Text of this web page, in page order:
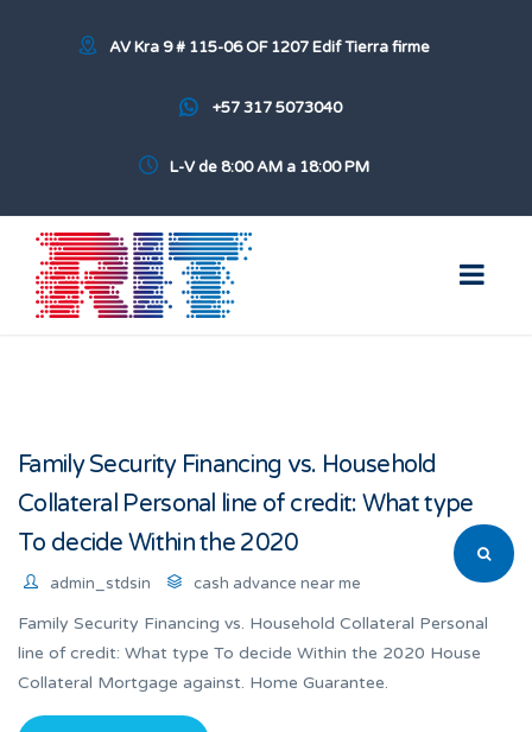
AV Kra 9 # 115-06 OF 1207 Edif Tierra firme
+57 317 5073040
L-V de 8:00 AM a 18:00 PM
Family Security Financing vs. Household
Collateral Personal line of credit: What type
To decide Within the 2020
admin_stdsin cash advance near me
Family Security Financing vs. Household Collateral Personal
line of credit: What type To decide Within the 2020 House
Collateral Mortgage against. Home Guarantee.